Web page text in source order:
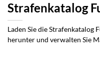
Strafenkatalog
Laden Sie die Strafenkatalog
herunter und verwalten Sie